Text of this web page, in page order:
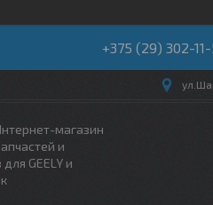
+375 (29) 302-
магазин
и
GEELY и